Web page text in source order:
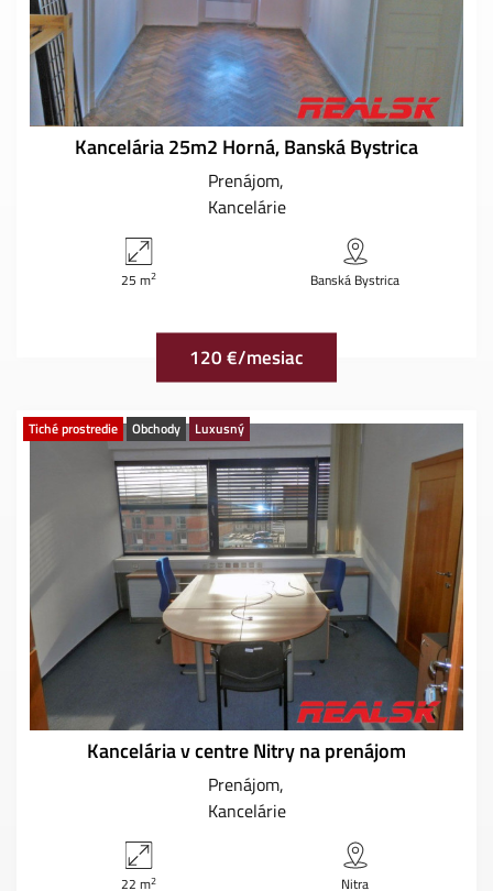
Kancelária 25m2 Horná, Banská Bystrica
Prenájom
Kancelárie
25 m2 Banská Bystrica
120 €/mesiac
Tiché prostredie Obchody Luxusný
Kancelária v centre Nitry na prenájom
Prenájom
Kancelárie
22 m2 Nitra